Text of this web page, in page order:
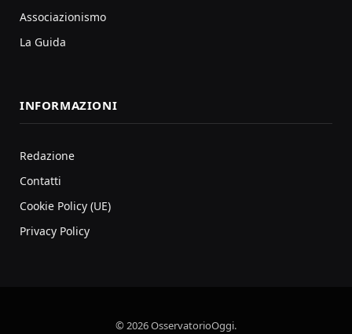
Associazionismo
La Guida
INFORMAZIONI
Redazione
Contatti
Cookie Policy (UE)
Privacy Policy
© 2026 OsservatorioOggi.